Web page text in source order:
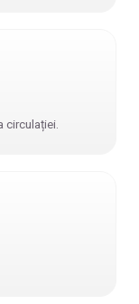
circulației.